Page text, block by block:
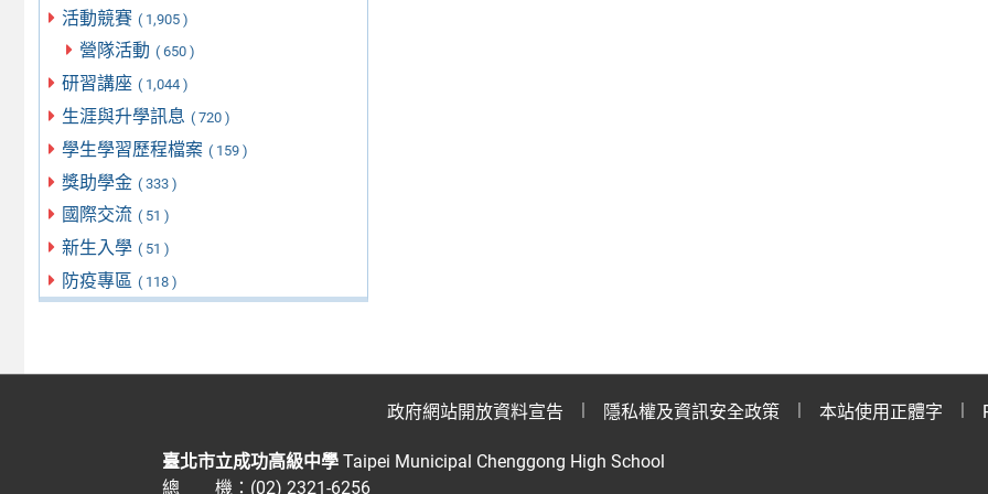
活動競賽 ( 1,905 )
營隊活動 ( 650 )
研習講座 ( 1,044 )
生涯與升學訊息 ( 720 )
學生學習歷程檔案 ( 159 )
獎助學金 ( 333 )
國際交流 ( 51 )
新生入學 ( 51 )
防疫專區 ( 118 )
政府網站開放資料宣告 隱私權及資訊安全政策 本站使用正體字
臺北市立成功高級中學Taipei Municipal Chenggong High School
總 機：(02) 2321-6256